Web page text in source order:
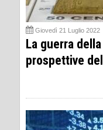
Giovedì 21 Luglio 2022
La guerra
prospettive